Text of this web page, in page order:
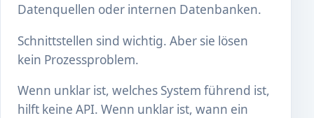
Datenquellen oder internen Datenbanken.
Schnittstellen sind wichtig. Aber sie lösen
kein Prozessproblem.
Wenn unklar ist, welches System führend ist,
hilft keine API. Wenn unklar ist, wann ein